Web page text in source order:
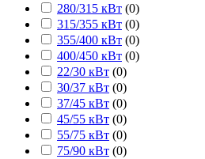
280/315 кВт (0)
315/355 кВт (0)
355/400 кВт (0)
400/450 кВт (0)
22/30 кВт (0)
30/37 кВт (0)
37/45 кВт (0)
45/55 кВт (0)
55/75 кВт (0)
75/90 кВт (0)